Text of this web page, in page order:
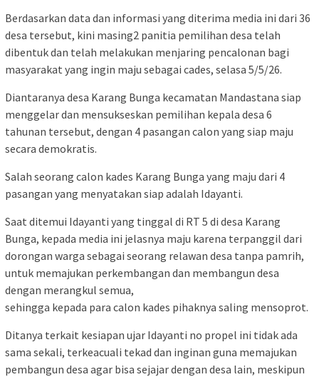
Berdasarkan data dan informasi yang diterima media ini dari 36
desa tersebut, kini masing2 panitia pemilihan desa telah
dibentuk dan telah melakukan menjaring pencalonan bagi
masyarakat yang ingin maju sebagai cades, selasa 5/5/26.
Diantaranya desa Karang Bunga kecamatan Mandastana siap
menggelar dan mensukseskan pemilihan kepala desa 6
tahunan tersebut, dengan 4 pasangan calon yang siap maju
secara demokratis.
Salah seorang calon kades Karang Bunga yang maju dari 4
pasangan yang menyatakan siap adalah Idayanti.
Saat ditemui Idayanti yang tinggal di RT 5 di desa Karang
Bunga, kepada media ini jelasnya maju karena terpanggil dari
dorongan warga sebagai seorang relawan desa tanpa pamrih,
untuk memajukan perkembangan dan membangun desa
dengan merangkul semua,
sehingga kepada para calon kades pihaknya saling mensoprot.
Ditanya terkait kesiapan ujar Idayanti no propel ini tidak ada
sama sekali, terkeacuali tekad dan inginan guna memajukan
pembangun desa agar bisa sejajar dengan desa lain, meskipun